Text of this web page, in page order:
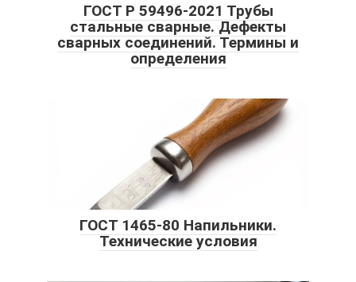
ГОСТ Р 59496-2021 Трубы
стальные сварные. Дефекты
сварных соединений. Термины и
определения
ГОСТ 1465-80 Напильники.
Технические условия